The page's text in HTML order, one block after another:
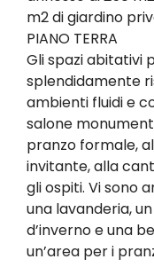
m2 di giardino
PIANO TERRA
Gli spazi abitativi
splendidamente
ambienti fluidi e
salone
pranzo formale,
invitante, alla
gli ospiti. Vi sono
una lavanderia,
d’inverno e una
un’area per i